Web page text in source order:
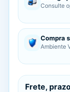
Consulte
Compra
Ambiente
Frete,